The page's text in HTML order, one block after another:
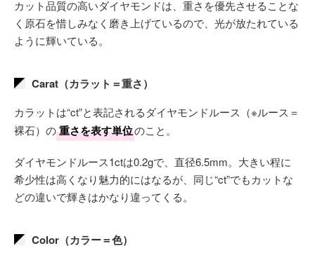
カット品質の高いダイヤモンドは、重さを優先させることな
く原石を惜しみなく磨き上げているので、光が放たれている
ように輝いている。
Carat（カラット＝重さ）
カラットは“ct”と表記されるダイヤモンドルース（※ルース＝
裸石）の重さを表す単位のこと。
ダイヤモンドルース1ctは0.2gで、直径6.5mm。大きい程に
希少性は高くなり魅力的にはなるが、同じ“ct”でもカットな
どの違いで輝きはかなり違ってくる。
Color（カラー＝色）